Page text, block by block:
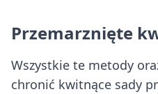
Przemarznięte
Wszystkie te metody
chronić kwitnące sady